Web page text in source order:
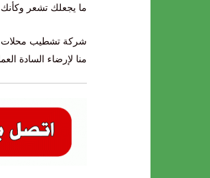
ما يجعلك تشعر وكأنك
شركة تشطيب محلات
منا لإرضاء السادة